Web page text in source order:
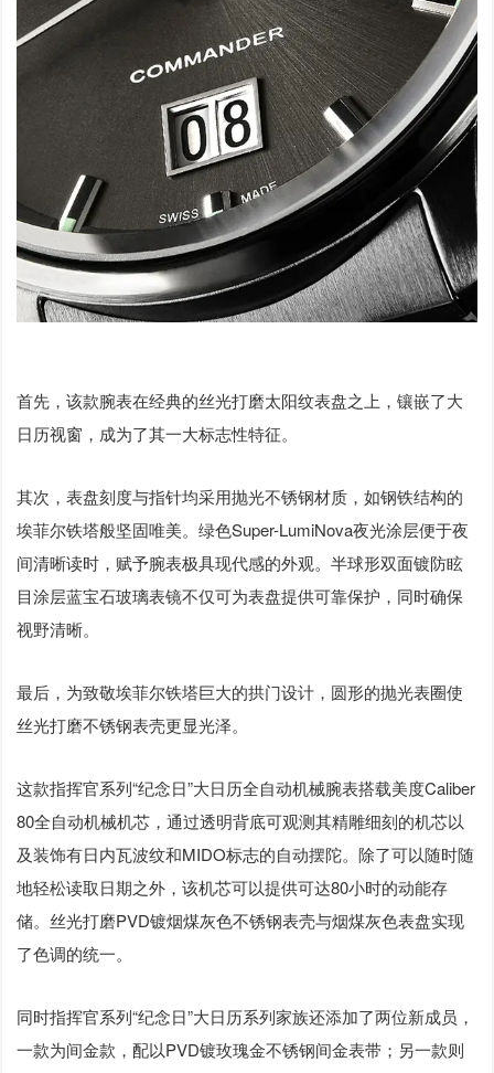
首先，该款腕表在经典的丝光打磨太阳纹表盘之上，镶嵌了大
日历视窗，成为了其一大标志性特征。
其次，表盘刻度与指针均采用抛光不锈钢材质，如钢铁结构的
埃菲尔铁塔般坚固唯美。绿色Super-LumiNova夜光涂层便于夜
间清晰读时，赋予腕表极具现代感的外观。半球形双面镀防眩
目涂层蓝宝石玻璃表镜不仅可为表盘提供可靠保护，同时确保
视野清晰。
最后，为致敬埃菲尔铁塔巨大的拱门设计，圆形的抛光表圈使
丝光打磨不锈钢表壳更显光泽。
这款指挥官系列“纪念日”大日历全自动机械腕表搭载美度Caliber
80全自动机械机芯，通过透明背底可观测其精雕细刻的机芯以
及装饰有日内瓦波纹和MIDO标志的自动摆陀。除了可以随时随
地轻松读取日期之外，该机芯可以提供可达80小时的动能存
储。丝光打磨PVD镀烟煤灰色不锈钢表壳与烟煤灰色表盘实现
了色调的统一。
同时指挥官系列“纪念日”大日历系列家族还添加了两位新成员，
一款为间金款，配以PVD镀玫瑰金不锈钢间金表带；另一款则